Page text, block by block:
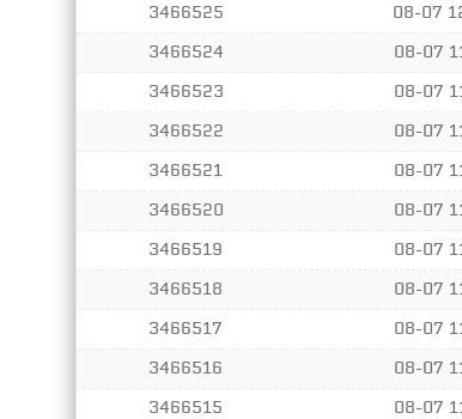
3466525 08-07
3466524 08-07
3466523 08-07
3466522 08-07
3466521 08-07
3466520 08-07
3466519 08-07
3466518 08-07
3466517 08-07
3466516 08-07
3466515 08-07